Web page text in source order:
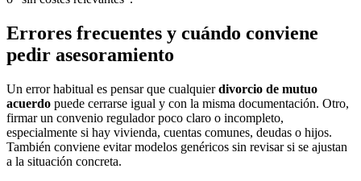
Errores frecuentes y cuándo conviene
pedir asesoramiento
Un error habitual es pensar que cualquierdivorcio de mutuo
acuerdo puede cerrarse igual y con la misma documentación. Otro,
firmar un convenio regulador poco claro o incompleto,
especialmente si hay vivienda, cuentas comunes, deudas o hijos.
También conviene evitar modelos genéricos sin revisar si se ajustan
a la situación concreta.